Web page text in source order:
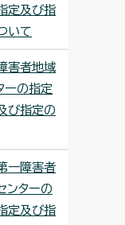
定及び指
いて
害者地域
ーの指定
び指定の
一障害者
ンターの
定及び指